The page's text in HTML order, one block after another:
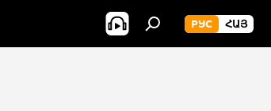
РУС ՀԱՅ